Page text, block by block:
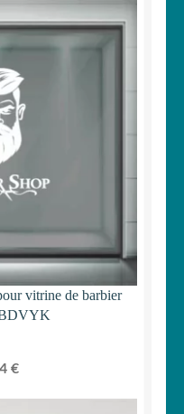
vitrine de barbier
€